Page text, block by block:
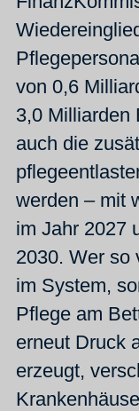
von 0,6
3,0 Milliarden
auch die
werden – mit
im Jahr 2027
2030. Wer so
im System,
Pflege am
erneut Druck
erzeugt,